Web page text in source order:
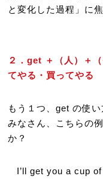
と変化した過程」に
２．get ＋（人）＋
てやる・買ってやる
もう１つ、get の使
みなさん、こちらの
か？
I’ll get you a cup